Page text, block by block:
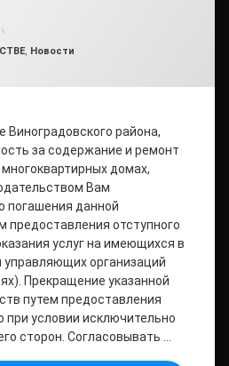
, Новости
района,
за содержание и ремонт
домах,
Вам
погашения данной
предоставления отступного
услуг на имеющихся в
организаций
Прекращение указанной
путем предоставления
при условии исключительно
сторон. Cогласовывать …